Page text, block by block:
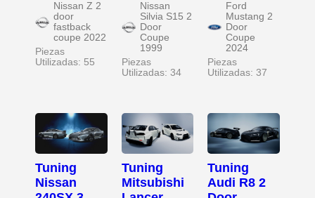
Nissan Z 2
door
fastback
coupe 2022
Piezas
Utilizadas: 55
Nissan
Silvia S15 2
Door
Coupe
1999
Piezas
Utilizadas: 34
Ford
Mustang 2
Door
Coupe
2024
Piezas
Utilizadas: 37
Tuning
Nissan
Tuning
Mitsubishi
Tuning
Audi R8 2